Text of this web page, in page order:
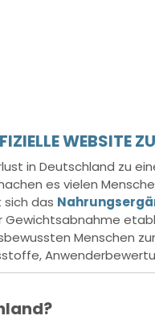
WEBSITE
in Deutschland zu
es vielen
das
Menschen